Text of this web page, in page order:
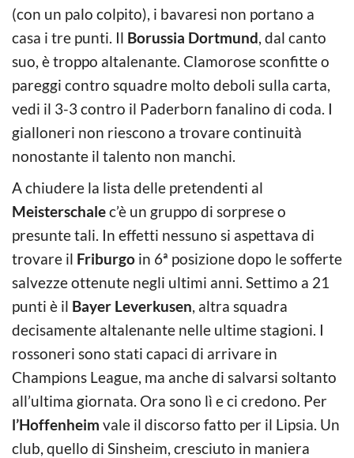
(con un palo colpito), i bavaresi non portano a
casa i tre punti. Il Borussia Dortmund, dal canto
suo, è troppo altalenante. Clamorose sconfitte o
pareggi contro squadre molto deboli sulla carta,
vedi il 3-3 contro il Paderborn fanalino di coda. I
gialloneri non riescono a trovare continuità
nonostante il talento non manchi.
A chiudere la lista delle pretendenti al
Meisterschalec’è un gruppo di sorprese o
presunte tali. In effetti nessuno si aspettava di
trovare il Friburgo in 6ª posizione dopo le sofferte
salvezze ottenute negli ultimi anni. Settimo a 21
punti è il Bayer Leverkusen, altra squadra
decisamente altalenante nelle ultime stagioni. I
rossoneri sono stati capaci di arrivare in
Champions League, ma anche di salvarsi soltanto
all’ultima giornata. Ora sono lì e ci credono. Per
l’Hoffenheim vale il discorso fatto per il Lipsia. Un
club, quello di Sinsheim, cresciuto in maniera